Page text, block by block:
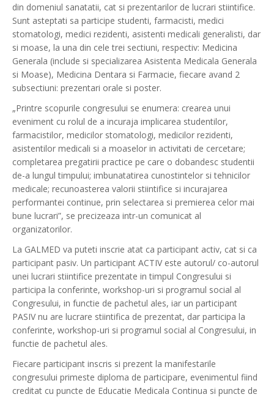
din domeniul sanatatii, cat si prezentarilor de lucrari stiintifice.
Sunt asteptati sa participe studenti, farmacisti, medici
stomatologi, medici rezidenti, asistenti medicali generalisti, dar
si moase, la una din cele trei sectiuni, respectiv: Medicina
Generala (include si specializarea Asistenta Medicala Generala
si Moase), Medicina Dentara si Farmacie, fiecare avand 2
subsectiuni: prezentari orale si poster.
„Printre scopurile congresului se enumera: crearea unui
eveniment cu rolul de a incuraja implicarea studentilor,
farmacistilor, medicilor stomatologi, medicilor rezidenti,
asistentilor medicali si a moaselor in activitati de cercetare;
completarea pregatirii practice pe care o dobandesc studentii
de-a lungul timpului; imbunatatirea cunostintelor si tehnicilor
medicale; recunoasterea valorii stiintifice si incurajarea
performantei continue, prin selectarea si premierea celor mai
bune lucrari”, se precizeaza intr-un comunicat al
organizatorilor.
La GALMED va puteti inscrie atat ca participant activ, cat si ca
participant pasiv. Un participant ACTIV este autorul/ co-autorul
unei lucrari stiintifice prezentate in timpul Congresului si
participa la conferinte, workshop-uri si programul social al
Congresului, in functie de pachetul ales, iar un participant
PASIV nu are lucrare stiintifica de prezentat, dar participa la
conferinte, workshop-uri si programul social al Congresului, in
functie de pachetul ales.
Fiecare participant inscris si prezent la manifestarile
congresului primeste diploma de participare, evenimentul fiind
creditat cu puncte de Educatie Medicala Continua si puncte de